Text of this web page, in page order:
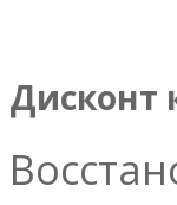
Дисконт